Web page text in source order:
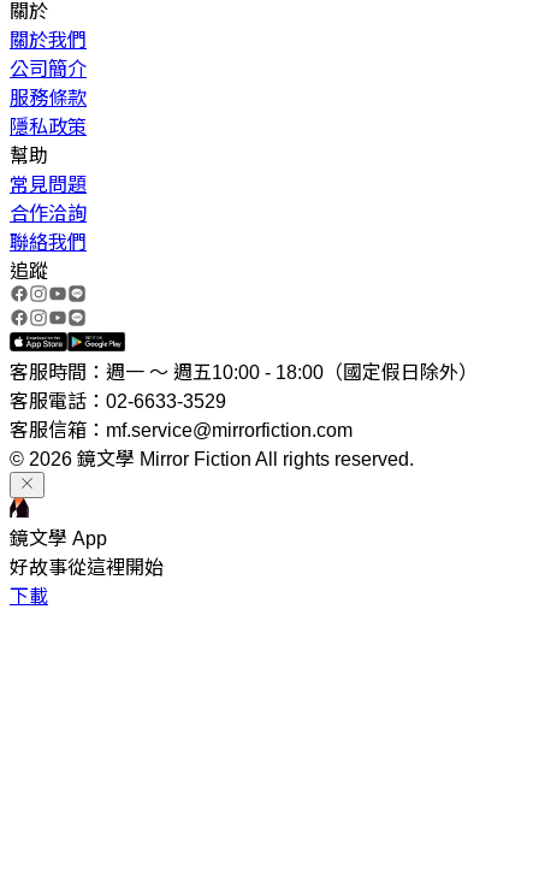
關於
關於我們
公司簡介
服務條款
隱私政策
幫助
常見問題
合作洽詢
聯絡我們
追蹤
客服時間：週一 ～ 週五10:00 - 18:00（國定假日除外）
客服電話：02-6633-3529
客服信箱：mf.service@mirrorfiction.com
© 2026 鏡文學 Mirror Fiction All rights reserved.
鏡文學 App
好故事從這裡開始
下載